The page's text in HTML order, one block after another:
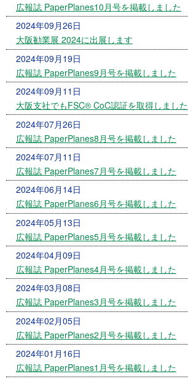
広報誌 PaperPlanes10月号を掲載しました
2024年09月26日
大阪勧業展 2024に出展します
2024年09月19日
広報誌 PaperPlanes9月号を掲載しました
2024年09月11日
大阪支社でもFSC® CoC認証を取得しました
2024年07月26日
広報誌 PaperPlanes8月号を掲載しました
2024年07月11日
広報誌 PaperPlanes7月号を掲載しました
2024年06月14日
広報誌 PaperPlanes6月号を掲載しました
2024年05月13日
広報誌 PaperPlanes5月号を掲載しました
2024年04月09日
広報誌 PaperPlanes4月号を掲載しました
2024年03月08日
広報誌 PaperPlanes3月号を掲載しました
2024年02月05日
広報誌 PaperPlanes2月号を掲載しました
2024年01月16日
広報誌 PaperPlanes1月号を掲載しました